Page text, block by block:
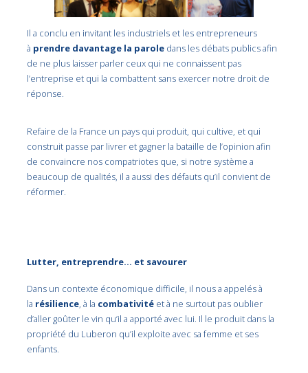
Il a conclu en invitant les industriels et les entrepreneurs
à prendre davantage la parole dans les débats publics afin
de ne plus laisser parler ceux qui ne connaissent pas
l’entreprise et qui la combattent sans exercer notre droit de
réponse.
Refaire de la France un pays qui produit, qui cultive, et qui
construit passe par livrer et gagner la bataille de l’opinion afin
de convaincre nos compatriotes que, si notre système a
beaucoup de qualités, il a aussi des défauts qu’il convient de
réformer.
Lutter, entreprendre… et savourer
Dans un contexte économique difficile, il nous a appelés à
la résilience, à la combativité et à ne surtout pas oublier
d’aller goûter le vin qu’il a apporté avec lui. Il le produit dans la
propriété du Luberon qu’il exploite avec sa femme et ses
enfants.